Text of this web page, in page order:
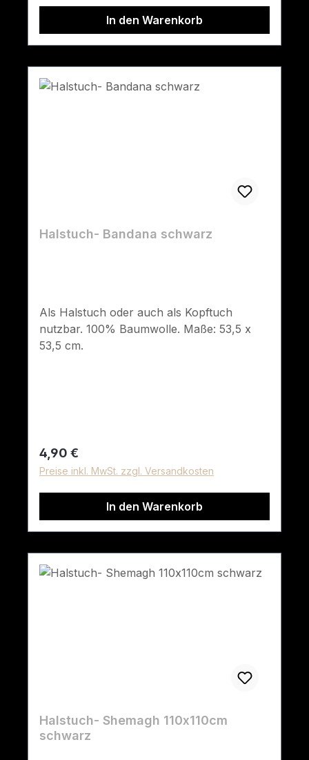
In den Warenkorb
Halstuch- Bandana schwarz
Als Halstuch oder auch als Kopftuch
nutzbar. 100% Baumwolle. Maße: 53,5 x
53,5 cm.
Regulärer Preis:
4,90 €
Preise inkl. MwSt. zzgl. Versandkosten
In den Warenkorb
Halstuch- Shemagh 110x110cm
schwarz